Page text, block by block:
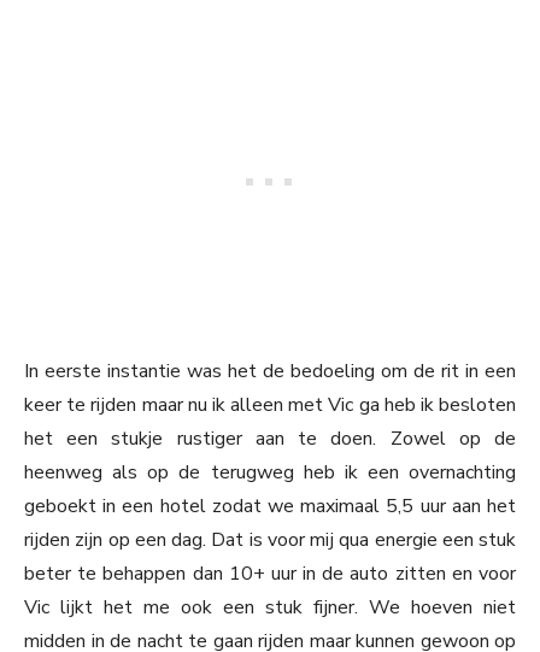
In eerste instantie was het de bedoeling om de rit in een
keer te rijden maar nu ik alleen met Vic ga heb ik besloten
het een stukje rustiger aan te doen. Zowel op de
heenweg als op de terugweg heb ik een overnachting
geboekt in een hotel zodat we maximaal 5,5 uur aan het
rijden zijn op een dag. Dat is voor mij qua energie een stuk
beter te behappen dan 10+ uur in de auto zitten en voor
Vic lijkt het me ook een stuk fijner. We hoeven niet
midden in de nacht te gaan rijden maar kunnen gewoon op